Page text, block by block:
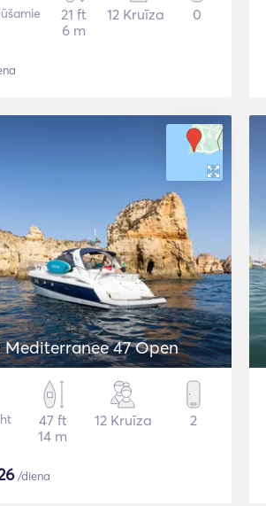
21 ft
6 m
12 Kruīza 0
47 Open
47 ft
14 m
12 Kruīza 2
/diena